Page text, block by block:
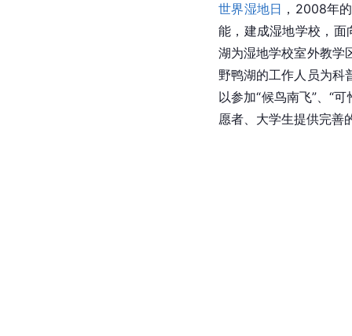
世界湿地日 ，2008年
能，建成湿地学校，
湖为湿地学校室外教学
野鸭湖的工作人员为科
以参加“候鸟南飞”、“可
愿者、大学生提供完善